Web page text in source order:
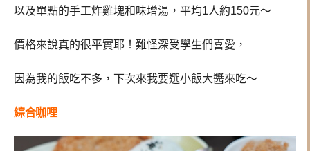
以及單點的手工炸雞塊和味增湯，平均1人約150元～
價格來說真的很平實耶！難怪深受學生們喜愛，
因為我的飯吃不多，下次來我要選小飯大醬來吃～
綜合咖哩